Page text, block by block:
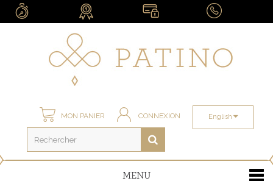
English
CONNEXION
MON PANIER
MENU